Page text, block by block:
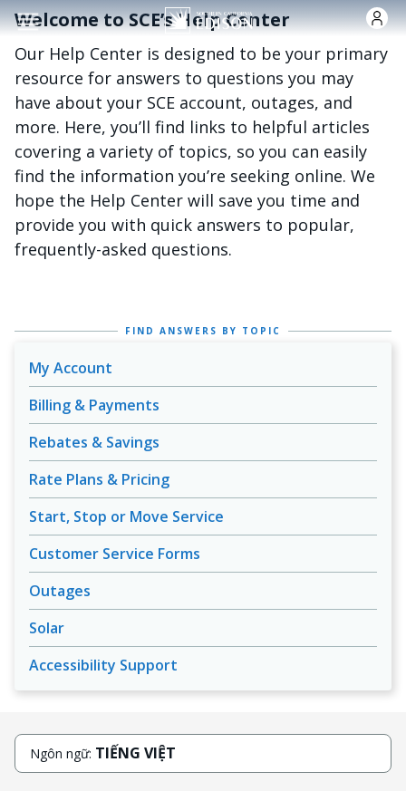
Nhảy đến nội dung
Welcome to SCE’s Help Center
Our Help Center is designed to be your primary
resource for answers to questions you may
have about your SCE account, outages, and
more. Here, you’ll find links to helpful articles
covering a variety of topics, so you can easily
find the information you’re seeking online. We
hope the Help Center will save you time and
provide you with quick answers to popular,
frequently-asked questions.
FIND ANSWERS BY TOPIC
My Account
Billing & Payments
Rebates & Savings
Rate Plans & Pricing
Start, Stop or Move Service
Customer Service Forms
Outages
Solar
Accessibility Support
Ngôn ngữ: TIẾNG VIỆT